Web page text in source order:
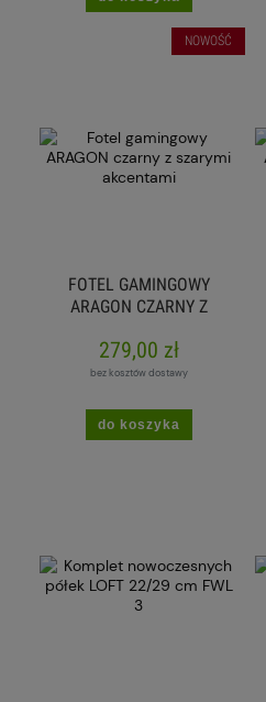
FOTEL GAMINGOWY
ARAGON CZARNY Z
279,00 zł
bez kosztów dostawy
do koszyka
NOWOŚĆ